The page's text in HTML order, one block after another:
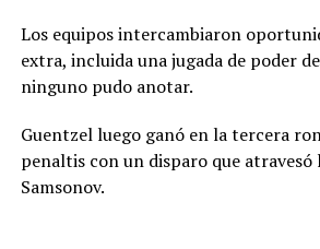
Los equipos intercambiaron
extra, incluida una jugada de poder
ninguno pudo anotar.
Guentzel luego ganó en la tercera
penaltis con un disparo que atravesó
Samsonov.